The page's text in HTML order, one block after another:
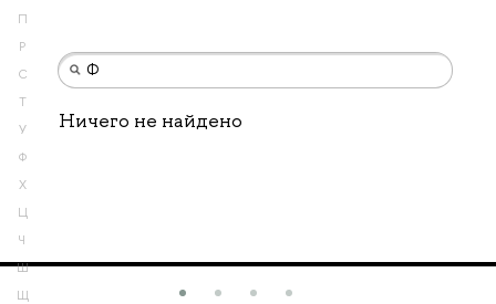
П
Р
С
Т
У
Ф
Х
Ц
Ч
Ш
Щ
Ничего не найдено